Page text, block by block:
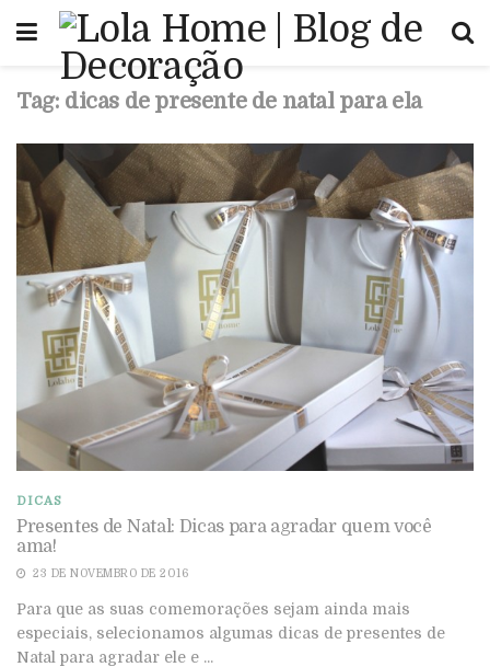
Tag: dicas de presente de natal para ela
DICAS
Presentes de Natal: Dicas para agradar quem você
ama!
23 DE NOVEMBRO DE 2016
Para que as suas comemorações sejam ainda mais
especiais, selecionamos algumas dicas de presentes de
Natal para agradar ele e ...